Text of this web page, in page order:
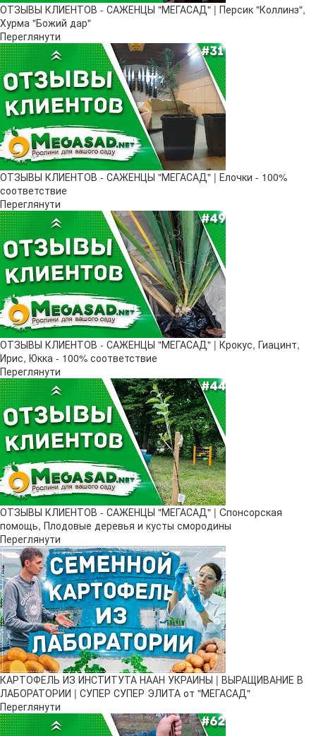
ОТЗЫВЫ КЛИЕНТОВ - САЖЕНЦЫ "МЕГАСАД" | Персик "Коллинз",
Хурма "Божий дар"
Переглянути
ОТЗЫВЫ КЛИЕНТОВ - САЖЕНЦЫ "МЕГАСАД" | Елочки - 100%
соответствие
Переглянути
ОТЗЫВЫ КЛИЕНТОВ - САЖЕНЦЫ "МЕГАСАД" | Крокус, Гиацинт,
Ирис, Юкка - 100% соответствие
Переглянути
ОТЗЫВЫ КЛИЕНТОВ - САЖЕНЦЫ "МЕГАСАД" | Cпонсорская
помощь, Плодовые деревья и кусты смородины
Переглянути
КАРТОФЕЛЬ ИЗ ИНСТИТУТА НААН УКРАИНЫ | ВЫРАЩИВАНИЕ В
ЛАБОРАТОРИИ | СУПЕР СУПЕР ЭЛИТА от "МЕГАСАД"
Переглянути